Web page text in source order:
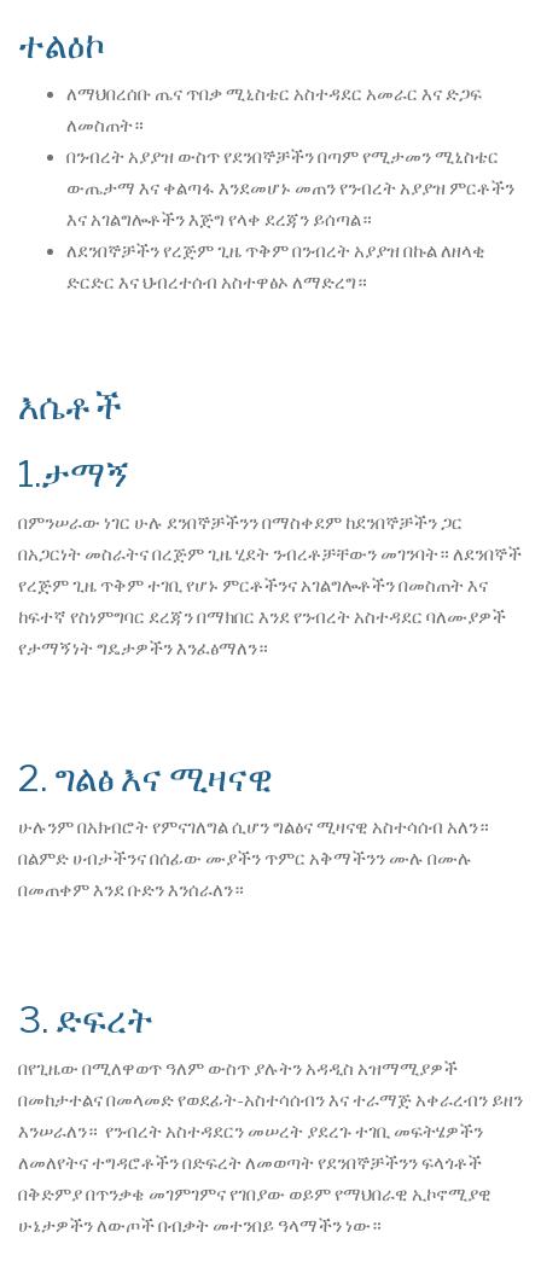
ተልዕኮ
ለማህበረሰቡ ጤና ጥበቃ ሚኒስቴር አስተዳደር አመራር እና ድጋፍ
ለመስጠት።
በንብረት አያያዝ ውስጥ የደንበኞቻችን በጣም የሚታመን ሚኒስቴር
ውጤታማ እና ቀልጣፋ እንደመሆኑ መጠን የንብረት አያያዝ ምርቶችን
እና አገልግሎቶችን እጅግ የላቀ ደረጃን ይሰጣል።
ለደንበኞቻችን የረጅም ጊዜ ጥቅም በንብረት አያያዝ በኩል ለዘላቂ
ድርድር እና ህብረተሰብ አስተዋፅኦ ለማድረግ።
እሴቶች
1.ታማኝ
በምንሠራው ነገር ሁሉ ደንበኞቻችንን በማስቀደም ከደንበኞቻችን ጋር
በአጋርነት መስራትና በረጅም ጊዜ ሂደት ንብረቶቻቸውን መገንባት። ለደንበኞች
የረጅም ጊዜ ጥቅም ተገቢ የሆኑ ምርቶችንና አገልግሎቶችን በመስጠት እና
ከፍተኛ የስነምግባር ደረጃን በማክበር እንደ የንብረት አስተዳደር ባለሙያዎች
የታማኝነት ግዴታዎችን እንፈፅማለን።
2. ግልፅ እና ሚዛናዊ
ሁሉንም በአክብሮት የምናገለግል ሲሆን ግልፅና ሚዛናዊ አስተሳሰብ አለን።
በልምድ ሀብታችንና በሰፊው ሙያችን ጥምር አቅማችንን ሙሉ በሙሉ
በመጠቀም እንደ ቡድን እንሰራለን።
3. ድፍረት
በየጊዜው በሚለዋወጥ ዓለም ውስጥ ያሉትን አዳዲስ አዝማሚያዎች
በመከታተልና በመላመድ የወደፊት-አስተሳሰብን እና ተራማጅ አቀራረብን ይዘን
እንሠራለን። የንብረት አስተዳደርን መሠረት ያደረጉ ተገቢ መፍትሄዎችን
ለመለየትና ተግዳሮቶችን በድፍረት ለመወጣት የደንበኞቻችንን ፍላጎቶች
በቅድምያ በጥንቃቄ መገምገምና የገበያው ወይም የማህበራዊ ኢኮኖሚያዊ
ሁኔታዎችን ለውጦች በብቃት መተንበይ ዓላማችን ነው።